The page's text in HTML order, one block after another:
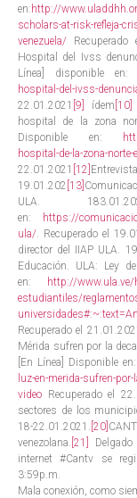
en:http://
scholars-at-risk-refleja-
venezuela/ Recuperado
Hospital del Ivss
Línea] disponible en:
hospital-del-ivss-
22.01.2021 [9] ídem [10]
hospital de la zona
Disponible en:
hospital-de-la-zona-
22.01.2021 [12]
19.01.202 [13]
ULA.
en: https://
ula/. Recuperado el
director del IIAP ULA.
Educación. ULA: Ley
en: http://www.ula.ve/
estudiantiles/
Recuperado el
Mérida sufren por la
[En Línea] Disponible en:
luz-en-merida-sufren-
video Recuperado el
sectores de los
18-22.01.2021. [20]
venezolana. [21]
internet #Cantv se
3:59p.m.
Mala conexión, como